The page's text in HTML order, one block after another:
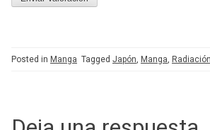
Posted in Manga Tagged Japón Manga Radiación